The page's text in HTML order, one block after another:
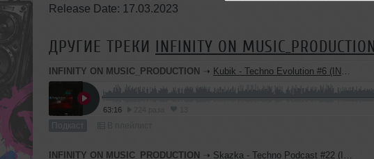
Release Date: 17.03.2023
ДРУГИЕ ТРЕКИ INFINITY ON MUSIC_PRODUCTION
INFINITY ON MUSIC_PRODUCTION ➝ Kubik - Techno Evolution #6 (INFINITY ON MUSIC PODCAST)
63:16
Подкаст
INFINITY ON MUSIC_PRODUCTION ➝ Skazka - Techno Podcast #22 (INFINITY ON MUSIC)